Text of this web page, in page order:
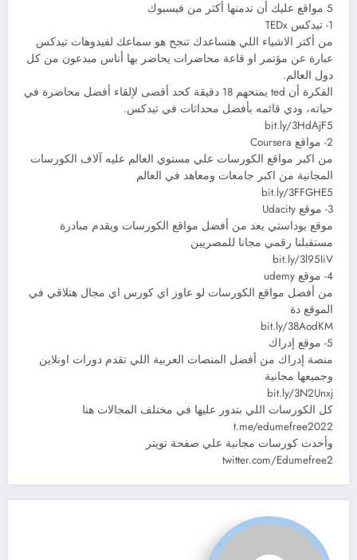
5 مواقع عليك أن تدمنها أكثر من فيسبوك
1- تيدكس TEDx
من أكتر الاشياء اللي هتساعدك تنجح هو سماعك لفيدوهات تيدكس
عبارة عن مؤتمر او قاعة محاضرات يحاضر بها أناس مبدعون من كل
دول العالم.
الفكرة أن ted يمنحهم 18 دقيقة كحد أقصى لإلقاء أفضل محاضرة في
حياته، ودي قائمه بأفضل محداثات في تيدكس.
bit.ly/3HdAjF5
2- مواقع Coursera
من اكبر مواقع الكورسات علي مستوي العالم عليه آلاف الكورسات
المجانية من اكبر جامعات ومعاهد في العالم
bit.ly/3FFGHE5
3- موقع Udacity
موقع يوداستي يعد من أفضل مواقع الكورسات ويقدم مبادرة
مستقبلنا رقمي مجانا للمصريين
bit.ly/3l95IiV
4- موقع udemy
من أفضل مواقع الكورسات لو عاوز اي كورس اي مجال هتلاقي في
الموقع دة
bit.ly/38AodKM
5- موقع إدراك
منصة إدراك من أفضل المنصات العربية اللي تقدم دورات اونلاين
وجميعها مجانية
bit.ly/3N2Unxj
كل الكورسات اللي بتدور عليها في مختلف المجالات هنا
t.me/edumefree2022
وأحدث كورسات مجانية علي صفحة تويتر
twitter.com/Edumefree2